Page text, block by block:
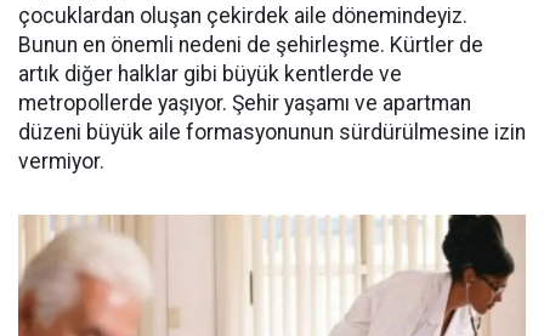
çocuklardan oluşan çekirdek aile dönemindeyiz.
Bunun en önemli nedeni de şehirleşme. Kürtler de
artık diğer halklar gibi büyük kentlerde ve
metropollerde yaşıyor. Şehir yaşamı ve apartman
düzeni büyük aile formasyonunun sürdürülmesine izin
vermiyor.